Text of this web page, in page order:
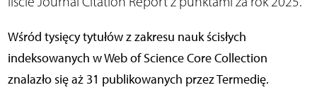
Wśród tysięcy tytułów z zakresu nauk ścisłych
indeksowanych w Web of Science Core Collection
znalazło się aż 31 publikowanych przez Termedię.